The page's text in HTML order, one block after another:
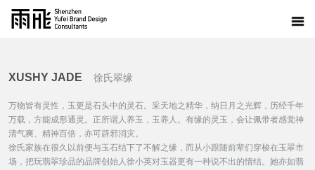
XUSHY JADE 徐氏翠缘
万物皆有灵性，玉更是石头中的灵石。采天地之精华，纳日月之光辉，历经千年
万载，方能成形通灵。正所谓人养玉，玉养人。有缘的灵玉，会让佩带者感觉神
清气爽、精神百倍，亦可辟邪消灾。
徐氏家族在很久以前便与玉石结下了不解之缘，而从小跟随前辈们穿梭在玉翠市
场，把玩翡翠珍品的品牌创始人徐小英对玉器更有一种说不出的情结。她亦如翡